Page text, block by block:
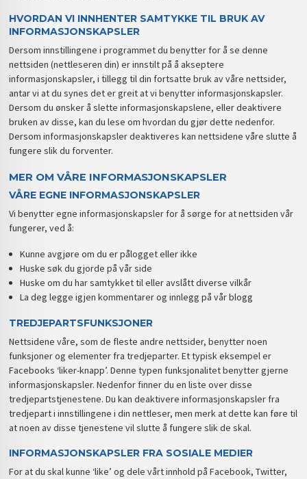
HVORDAN VI INNHENTER SAMTYKKE TIL BRUK AV
INFORMASJONSKAPSLER
Dersom innstillingene i programmet du benytter for å se denne
nettsiden (nettleseren din) er innstilt på å akseptere
informasjonskapsler, i tillegg til din fortsatte bruk av våre nettsider,
antar vi at du synes det er greit at vi benytter informasjonskapsler.
Dersom du ønsker å slette informasjonskapslene, eller deaktivere
bruken av disse, kan du lese om hvordan du gjør dette nedenfor.
Dersom informasjonskapsler deaktiveres kan nettsidene våre slutte å
fungere slik du forventer.
MER OM VÅRE INFORMASJONSKAPSLER
VÅRE EGNE INFORMASJONSKAPSLER
Vi benytter egne informasjonskapsler for å sørge for at nettsiden vår
fungerer, ved å:
Kunne avgjøre om du er pålogget eller ikke
Huske søk du gjorde på vår side
Huske om du har samtykket til eller avslått diverse vilkår
La deg legge igjen kommentarer og innlegg på vår blogg
TREDJEPARTSFUNKSJONER
Nettsidene våre, som de fleste andre nettsider, benytter noen
funksjoner og elementer fra tredjeparter. Et typisk eksempel er
Facebooks ‘liker-knapp’. Denne typen funksjonalitet benytter gjerne
informasjonskapsler. Nedenfor finner du en liste over disse
tredjepartstjenestene. Du kan deaktivere informasjonskapsler fra
tredjepart i innstillingene i din nettleser, men merk at dette kan føre til
at noen av disse tjenestene vil slutte å fungere slik de skal.
INFORMASJONSKAPSLER FRA SOSIALE MEDIER
For at du skal kunne ‘like’ og dele vårt innhold på Facebook, Twitter,